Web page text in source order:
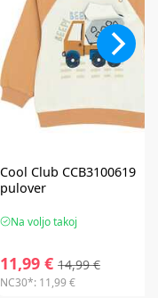
Cool Club CCB3100619
pulover
Na voljo takoj
11,99 € 14,99 €
NC30*: 11,99 €